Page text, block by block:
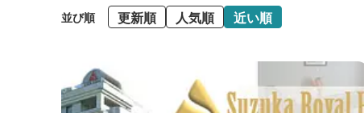
並び順 更新順 人気順 近い順